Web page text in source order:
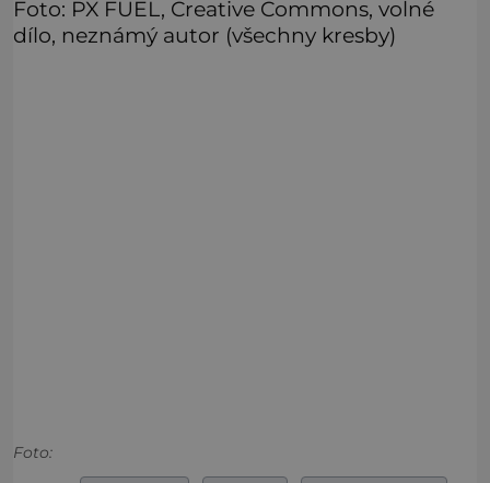
Foto: PX FUEL, Creative Commons, volné
dílo, neznámý autor (všechny kresby)
Foto: